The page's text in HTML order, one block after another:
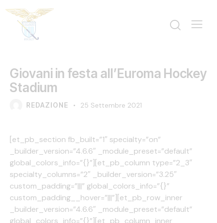
Giovani in festa all’Euroma Hockey
Stadium
REDAZIONE 25 Settembre 2021
[et_pb_section fb_built=”1″ specialty=”on”
_builder_version=”4.6.6″ _module_preset=”default”
global_colors_info=”{}”][et_pb_column type=”2_3″
specialty_columns=”2″ _builder_version=”3.25″
custom_padding=”|||” global_colors_info=”{}”
custom_padding__hover=”|||”][et_pb_row_inner
_builder_version=”4.6.6″ _module_preset=”default”
global_colors_info=”{}”][et_pb_column_inner